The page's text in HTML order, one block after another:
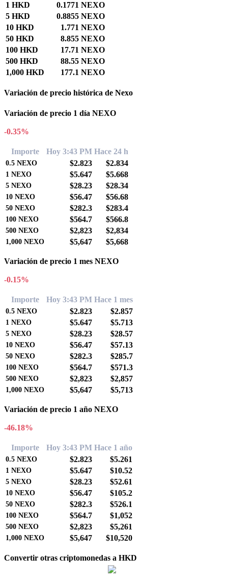
1 HKD
0.1771 NEXO
5 HKD
0.8855 NEXO
10 HKD
1.771 NEXO
50 HKD
8.855 NEXO
100 HKD
17.71 NEXO
500 HKD
88.55 NEXO
1,000 HKD
177.1 NEXO
Variación de precio histórica de Nexo
Variación de precio 1 día NEXO
-0.35%
Importe Hoy 3:43 PM Hace 24 h
0.5 NEXO $2.823 $2.834
1 NEXO $5.647 $5.668
5 NEXO $28.23 $28.34
10 NEXO $56.47 $56.68
50 NEXO $282.3 $283.4
100 NEXO $564.7 $566.8
500 NEXO $2,823 $2,834
1,000 NEXO $5,647 $5,668
Variación de precio 1 mes NEXO
-0.15%
Importe Hoy 3:43 PM Hace 1 mes
0.5 NEXO $2.823 $2.857
1 NEXO $5.647 $5.713
5 NEXO $28.23 $28.57
10 NEXO $56.47 $57.13
50 NEXO $282.3 $285.7
100 NEXO $564.7 $571.3
500 NEXO $2,823 $2,857
1,000 NEXO $5,647 $5,713
Variación de precio 1 año NEXO
-46.18%
Importe Hoy 3:43 PM Hace 1 año
0.5 NEXO $2.823 $5.261
1 NEXO $5.647 $10.52
5 NEXO $28.23 $52.61
10 NEXO $56.47 $105.2
50 NEXO $282.3 $526.1
100 NEXO $564.7 $1,052
500 NEXO $2,823 $5,261
1,000 NEXO $5,647 $10,520
Convertir otras criptomonedas a HKD